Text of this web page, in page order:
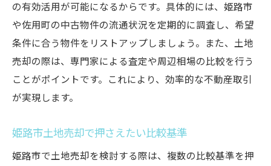
査定時に活きる現地調査と土地売却の関係
佐用町土地と中古物件比較の実践ポイント
土地売却に役立つ周辺環境チェック方法
資産価値を守る姫路市土地売却の心得
ゼロ円物件を活用した土地売却の可能性
佐用町で注目の中古物件と土地売却の連携
の有効活用が可能になるからです。具体的には、姫路市
や佐用町の中古物件の流通状況を定期的に調査し、希望
条件に合う物件をリストアップしましょう。また、土地
売却の際は、専門家による査定や周辺相場の比較を行う
ことがポイントです。これにより、効率的な不動産取引
が実現します。
姫路市土地売却で押さえたい比較基準
姫路市で土地売却を検討する際は、複数の比較基準を押